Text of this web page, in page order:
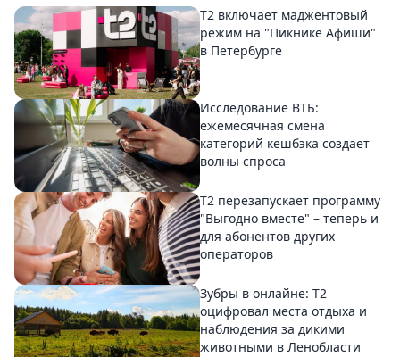
Т2 включает маджентовый
режим на "Пикнике Афиши"
в Петербурге
Исследование ВТБ:
ежемесячная смена
категорий кешбэка создает
волны спроса
Т2 перезапускает программу
"Выгодно вместе" – теперь и
для абонентов других
операторов
Зубры в онлайне: Т2
оцифровал места отдыха и
наблюдения за дикими
животными в Ленобласти